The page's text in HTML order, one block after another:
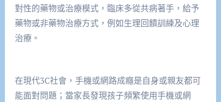
對性的藥物或治療模式，臨床多從共病著手，給予
藥物或非藥物治療方式，例如生理回饋訓練及心理
治療。
在現代3C社會，手機或網路成癮是自身或親友都可
能面對問題；當家長發現孩子頻繁使用手機或網